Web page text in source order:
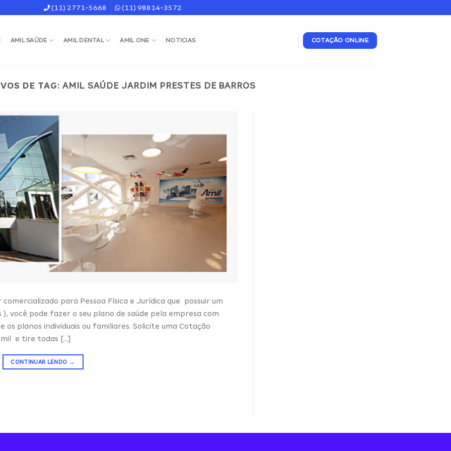
(11) 2771-5668 (11) 98814-3572
AMIL SAÚDE AMIL DENTAL AMIL ONE NOTICIAS COTAÇÃO ONLINE
DE TAG: AMIL SAÚDE JARDIM PRESTES DE BARROS
para Pessoa Física e Jurídica que possuir um
), você pode fazer o seu plano de saúde pela empresa com
os planos individuais ou familiares. Solicite uma Cotação
e tire todas […]
CONTINUAR LENDO →